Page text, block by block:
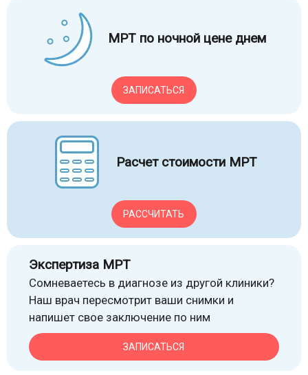
МРТ по ночной цене днем
ЗАПИСАТЬСЯ
Расчет стоимости МРТ
РАССЧИТАТЬ
Экспертиза МРТ
Сомневаетесь в диагнозе из другой клиники?
Наш врач пересмотрит ваши снимки и
напишет свое заключение по ним
ЗАПИСАТЬСЯ